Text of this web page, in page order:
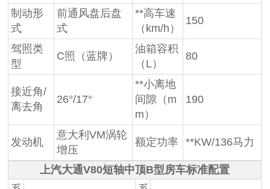
制动形
式
前通风盘后盘
式
**高车速
（km/h）
150
驾照类
型
C照（蓝牌）
油箱容积
（L）
80
接近角/
离去角
26°/17°
**小离地
间隙（m
m）
190
发动机
意大利VM涡轮
增压
额定功率 **KW/136马力
上汽大通V80短轴中顶B型房车标准配置